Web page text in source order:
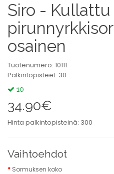
Siro - Kullattu
osainen
Tuotenumero: 10111
Palkintopisteet: 30
10
34.90€
Hinta palkintopisteinä: 300
Vaihtoehdot
Sormuksen koko